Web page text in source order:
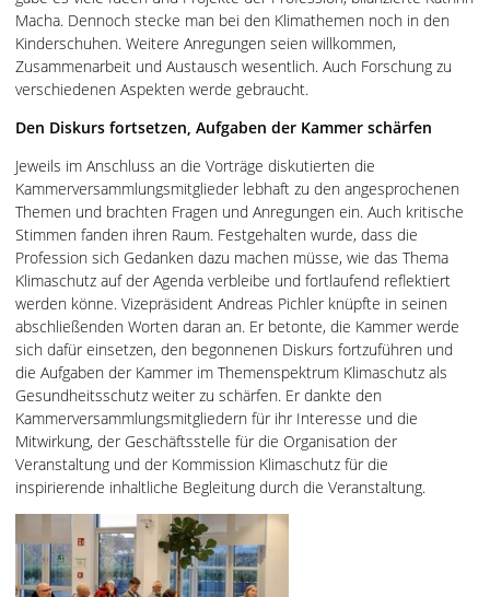
Macha. Dennoch stecke man bei den Klimathemen noch in den
Kinderschuhen. Weitere Anregungen seien willkommen,
Zusammenarbeit und Austausch wesentlich. Auch Forschung zu
verschiedenen Aspekten werde gebraucht.
Den Diskurs fortsetzen, Aufgaben der Kammer schärfen
Jeweils im Anschluss an die Vorträge diskutierten die
Kammerversammlungsmitglieder lebhaft zu den angesprochenen
Themen und brachten Fragen und Anregungen ein. Auch kritische
Stimmen fanden ihren Raum. Festgehalten wurde, dass die
Profession sich Gedanken dazu machen müsse, wie das Thema
Klimaschutz auf der Agenda verbleibe und fortlaufend reflektiert
werden könne. Vizepräsident Andreas Pichler knüpfte in seinen
abschließenden Worten daran an. Er betonte, die Kammer werde
sich dafür einsetzen, den begonnenen Diskurs fortzuführen und
die Aufgaben der Kammer im Themenspektrum Klimaschutz als
Gesundheitsschutz weiter zu schärfen. Er dankte den
Kammerversammlungsmitgliedern für ihr Interesse und die
Mitwirkung, der Geschäftsstelle für die Organisation der
Veranstaltung und der Kommission Klimaschutz für die
inspirierende inhaltliche Begleitung durch die Veranstaltung.